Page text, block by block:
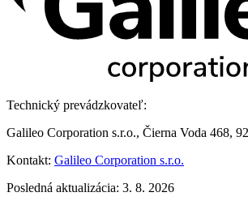
Technický prevádzkovateľ:
Galileo Corporation s.r.o., Čierna Voda 468,
Kontakt: Galileo Corporation s.r.o.
Posledná aktualizácia: 3. 8. 2026